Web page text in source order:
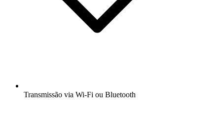
Transmissão via Wi-Fi ou Bluetooth